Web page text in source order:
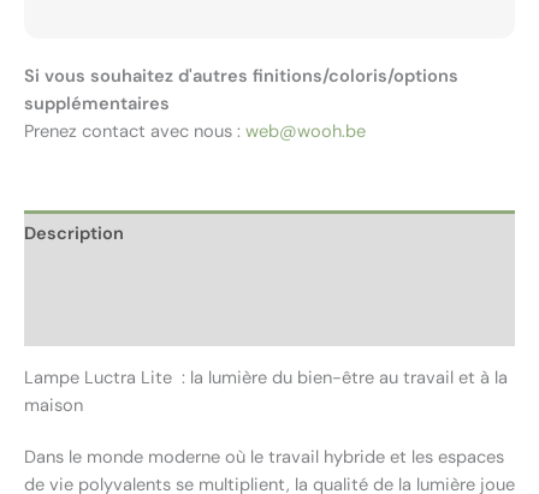
Si vous souhaitez d'autres finitions/coloris/options
supplémentaires
Prenez contact avec nous : web@wooh.be
Description
Lampe Luctra Lite : la lumière du bien-être au travail et à la
maison
Dans le monde moderne où le travail hybride et les espaces
de vie polyvalents se multiplient, la qualité de la lumière joue